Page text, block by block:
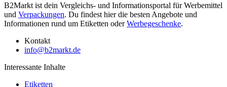
B2Markt ist dein Vergleichs- und Informationsportal für Werbemittel
und Verpackungen. Du findest hier die besten Angebote und
Informationen rund um Etiketten oderWerbegeschenke.
Kontakt
info@b2markt.de
Interessante Inhalte
Etiketten